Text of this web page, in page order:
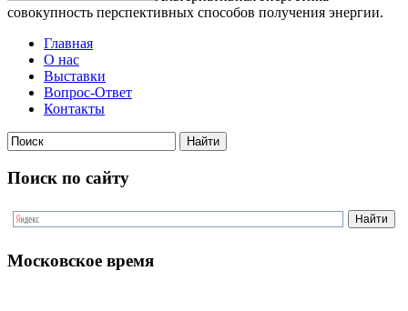
совокупность перспективных способов получения энергии.
Главная
О нас
Выставки
Вопрос-Ответ
Контакты
Поиск по сайту
Московское время